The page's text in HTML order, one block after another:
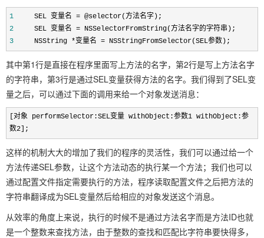
1 SEL 变量名 = @selector(方法名字);
2
SEL 变量名 = NSSelectorFromString(方法名字的字符串);
3
NSString *变量名 = NSStringFromSelector(SEL参数);
其中第1行是直接在程序里面写上方法的名字，第2行是写上方法名字
的字符串，第3行是通过SEL变量获得方法的名字。我们得到了SEL变
量之后，可以通过下面的调用来给一个对象发送消息：
[对象 performSelector:SEL变量 withObject:参数1 withObject:参
数2];
这样的机制大大的增加了我们的程序的灵活性，我们可以通过给一个
方法传递SEL参数，让这个方法动态的执行某一个方法；我们也可以
通过配置文件指定需要执行的方法，程序读取配置文件之后把方法的
字符串翻译成为SEL变量然后给相应的对象发送这个消息。
从效率的角度上来说，执行的时候不是通过方法名字而是方法ID也就
是一个整数来查找方法，由于整数的查找和匹配比字符串要快得多，